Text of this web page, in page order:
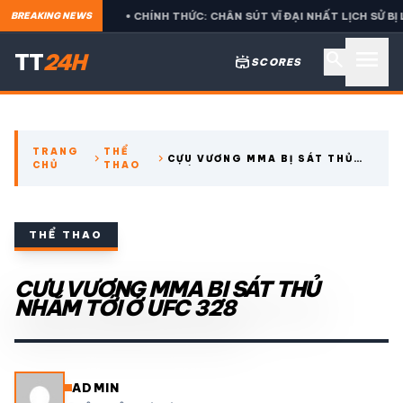
BREAKING NEWS
BETIS • CHÍNH THỨC: CHÂN SÚT VĨ ĐẠI NHẤT LỊCH SỬ BỊ LOẠI
TT24H stadium SCORES
CÁC GIẢI NGOẠI HẠNG
THỂ THAO TRONG NƯỚC
THỂ THAO
VIDEO
LỊCH THI ĐẤU
TRANG
CHỦ
chevron_right THỂ
THAO
chevron_right CỰU VƯƠNG MMA BỊ SÁT THỦ
THỂ THAO
CỰU VƯƠNG MMA BỊ SÁT THỦ
NHẮM TỚI Ở UFC 328
ADMIN